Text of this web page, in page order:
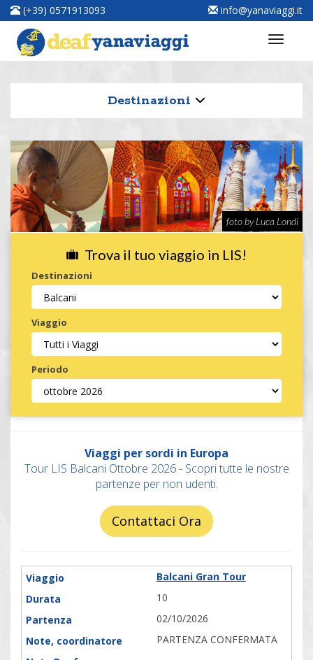
(+39) 0571913093 info@yanaviaggi.it
Destinazioni
foto by Luca Londi
Trova il tuo viaggio in LIS!
Destinazioni
Viaggio
Periodo
Viaggi per sordi in Europa
Tour LIS Balcani Ottobre 2026 - Scopri tutte le nostre
partenze per non udenti.
Contattaci Ora
Balcani Gran Tour
10
02/10/2026
PARTENZA CONFERMATA